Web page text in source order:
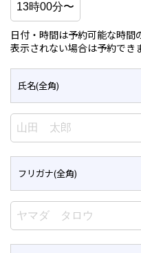
日付・時間は予約可能な時間
表示されない場合は予約でき
氏名(全角)
フリガナ(全角)